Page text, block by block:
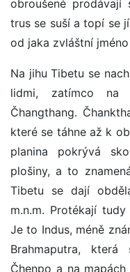
obroušené
trus se suší a topí se
od jaka zvláštní jméno
Na jihu Tibetu se
lidmi, zatímco na
Čhangthang.
které se táhne až k
planina pokrývá
plošiny, a to
Tibetu se dají
m.n.m. Protékají
Je to Indus, méně
Brahmaputra,
Čhenpo a na